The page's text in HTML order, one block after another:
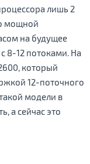
лишь 2
мощной
на будущее
8-12 потоками. На
который
12-поточного
модели в
а сейчас это